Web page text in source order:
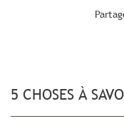
5 CHOSES À